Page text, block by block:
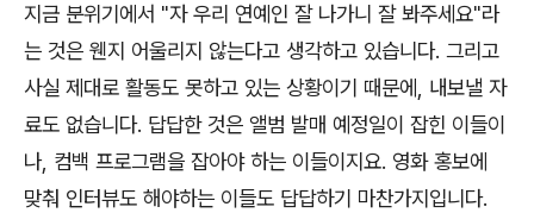
지금 분위기에서 "자 우리 연예인 잘 나가니 잘 봐주세요"라
는 것은 웬지 어울리지 않는다고 생각하고 있습니다. 그리고
사실 제대로 활동도 못하고 있는 상황이기 때문에, 내보낼 자
료도 없습니다. 답답한 것은 앨범 발매 예정일이 잡힌 이들이
나, 컴백 프로그램을 잡아야 하는 이들이지요. 영화 홍보에
맞춰 인터뷰도 해야하는 이들도 답답하기 마찬가지입니다.